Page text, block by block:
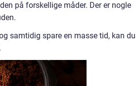
på forskellige måder. Der er nogle
samtidig spare en masse tid, kan du